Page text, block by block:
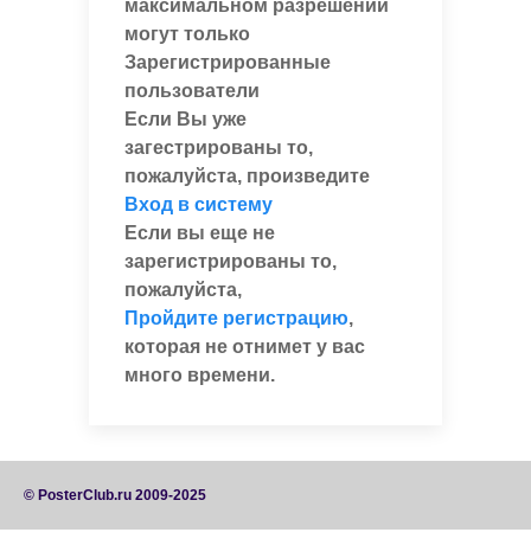
максимальном разрешении
могут только
Зарегистрированные
пользователи
Если Вы уже
загестрированы то,
пожалуйста, произведите
Вход в систему
Если вы еще не
зарегистрированы то,
пожалуйста,
Пройдите регистрацию,
которая не отнимет у вас
много времени.
© PosterClub.ru 2009-2025